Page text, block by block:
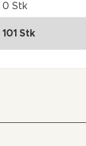
0 Stk
101 Stk